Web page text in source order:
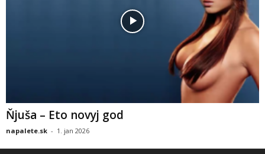
Ňjuša – Eto novyj god
napalete.sk - 1. jan 2026